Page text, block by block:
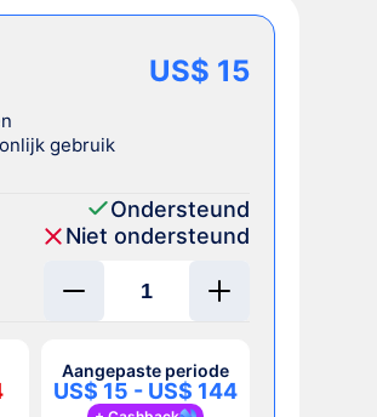
US$ 15
gebruik
Ondersteund
Niet ondersteund
Aangepaste periode
US$ 15 - US$ 144